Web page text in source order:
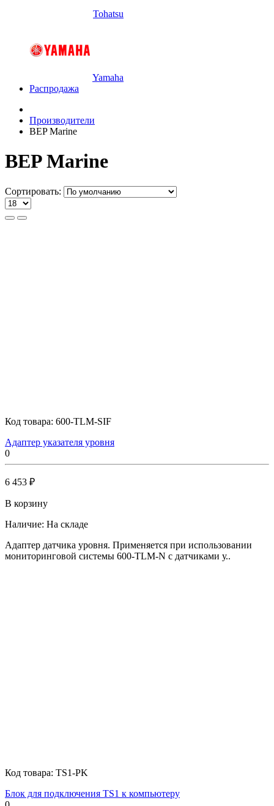
Tohatsu
Yamaha
Распродажа
Производители
BEP Marine
BEP Marine
Сортировать:
Код товара: 600-TLM-SIF
Адаптер указателя уровня
0
6 453 ₽
В корзину
Наличие: На складе
Адаптер датчика уровня. Применяется при использовании
мониторинговой системы 600-TLM-N с датчиками у..
Код товара: TS1-PK
Блок для подключения TS1 к компьютеру